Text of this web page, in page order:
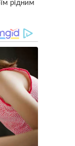
рідним